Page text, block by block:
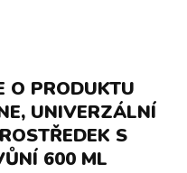
O PRODUKTU
UNIVERZÁLNÍ
S
600 ML